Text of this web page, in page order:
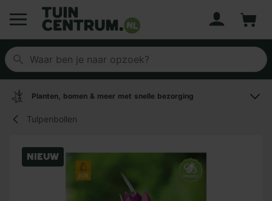
Logo Tuincentrum.nl
Planten, bomen & meer met snelle bezorging
Tulpenbollen
Nieuw